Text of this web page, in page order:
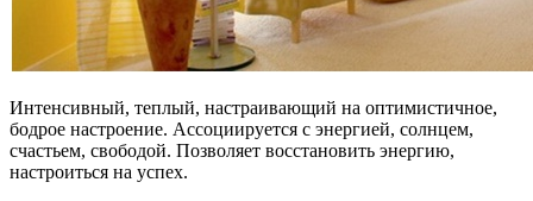
Интенсивный, теплый, настраивающий на оптимистичное,
бодрое настроение. Ассоциируется с энергией, солнцем,
счастьем, свободой. Позволяет восстановить энергию,
настроиться на успех.